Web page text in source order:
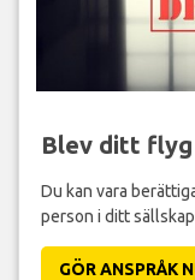
Blev ditt
Du kan vara
person i ditt
GÖR ANSPRÅK